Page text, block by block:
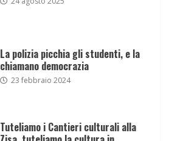
La polizia picchia gli studenti, e la
chiamano democrazia
23 febbraio 2024
Tuteliamo i Cantieri culturali alla